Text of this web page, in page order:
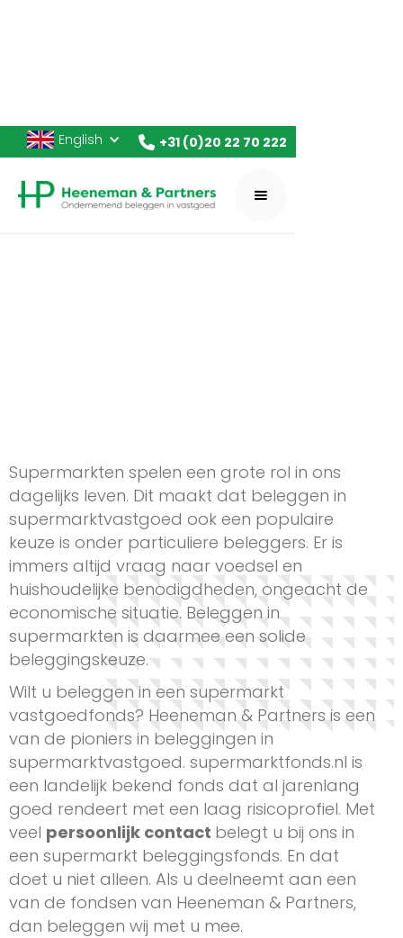
English +31 (0)20 22 70 222
Supermarkten spelen een grote rol in ons
dagelijks leven. Dit maakt dat beleggen in
supermarktvastgoed ook een populaire
keuze is onder particuliere beleggers. Er is
immers altijd vraag naar voedsel en
huishoudelijke benodigdheden, ongeacht de
economische situatie. Beleggen in
supermarkten is daarmee een solide
beleggingskeuze.
Wilt u beleggen in een supermarkt
vastgoedfonds? Heeneman & Partners is een
van de pioniers in beleggingen in
supermarktvastgoed. supermarktfonds.nl is
een landelijk bekend fonds dat al jarenlang
goed rendeert met een laag risicoprofiel. Met
veel persoonlijk contact belegt u bij ons in
een supermarkt beleggingsfonds. En dat
doet u niet alleen. Als u deelneemt aan een
van de fondsen van Heeneman & Partners,
dan beleggen wij met u mee.